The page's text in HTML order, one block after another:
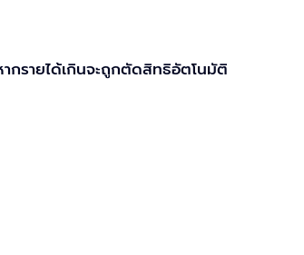
กรายได้เกินจะถูกตัดสิทธิอัตโนมัติ